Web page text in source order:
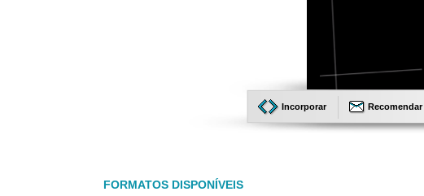
Incorporar Recomendar
FORMATOS DISPONÍVEIS